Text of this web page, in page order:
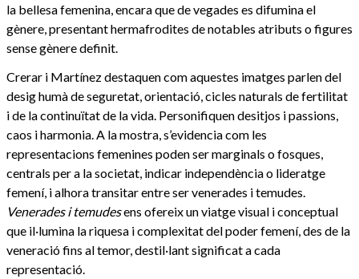
la bellesa femenina, encara que de vegades es difumina el
gènere, presentant hermafrodites de notables atributs o figures
sense gènere definit.
Crerar i Martínez destaquen com aquestes imatges parlen del
desig humà de seguretat, orientació, cicles naturals de fertilitat
i de la continuïtat de la vida. Personifiquen desitjos i passions,
caos i harmonia. A la mostra, s’evidencia com les
representacions femenines poden ser marginals o fosques,
centrals per a la societat, indicar independència o lideratge
femení, i alhora transitar entre ser venerades i temudes.
Venerades i temudesens ofereix un viatge visual i conceptual
que il·lumina la riquesa i complexitat del poder femení, des de la
veneració fins al temor, destil·lant significat a cada
representació.